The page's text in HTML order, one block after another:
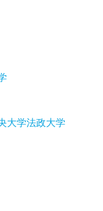
大学法政大学